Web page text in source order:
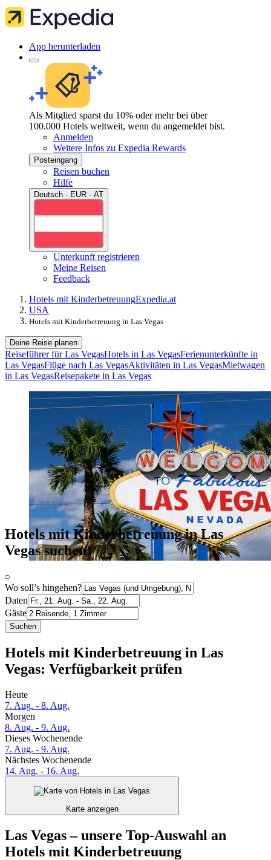
App herunterladen
Als Mitglied sparst du 10% oder mehr bei über
100.000 Hotels weltweit, wenn du angemeldet bist.
Anmelden
Weitere Infos zu Expedia Rewards
Posteingang
Reisen buchen
Hilfe
Deutsch · EUR · AT
Unterkunft registrieren
Meine Reisen
Feedback
Hotels mit KinderbetreuungExpedia.at
USA
Hotels mit Kinderbetreuung in Las Vegas
Deine Reise planen
Reiseführer für Las VegasHotels in Las VegasFerienunterkünfte in
Las VegasFlüge nach Las VegasAktivitäten in Las VegasMietwagen
in Las VegasReisepakete in Las Vegas
Hotels mit Kinderbetreuung in Las
Vegas suchen
Wo soll’s hingehen?
Daten
Gäste
Suchen
Hotels mit Kinderbetreuung in Las
Vegas: Verfügbarkeit prüfen
Heute
7. Aug. - 8. Aug.
Morgen
8. Aug. - 9. Aug.
Dieses Wochenende
7. Aug. - 9. Aug.
Nächstes Wochenende
14. Aug. - 16. Aug.
Karte anzeigen
Las Vegas – unsere Top-Auswahl an
Hotels mit Kinderbetreuung